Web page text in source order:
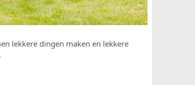
lekkere dingen maken en lekkere